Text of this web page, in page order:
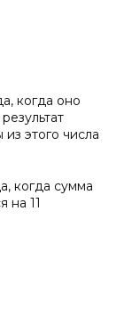
когда оно
этого числа
когда сумма
на 11